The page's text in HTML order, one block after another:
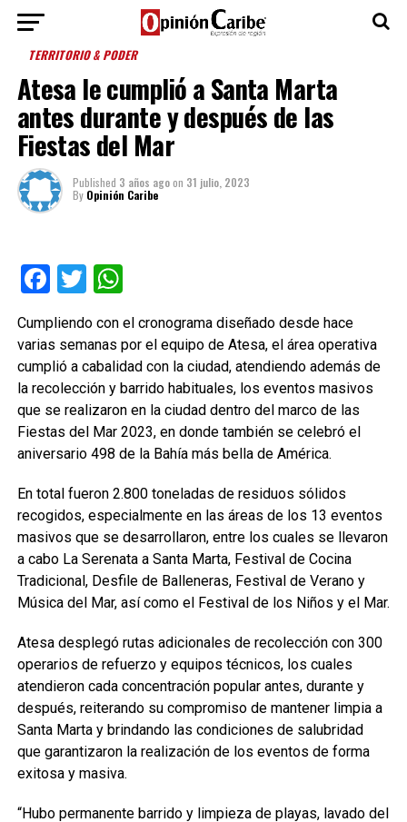
TERRITORIO & PODER
Atesa le cumplió a Santa Marta
antes durante y después de las
Fiestas del Mar
Published 3 años agoon 31 julio, 2023
By Opinión Caribe
Facebook
TwitterWhatsApp
Cumpliendo con el cronograma diseñado desde hace
varias semanas por el equipo de Atesa, el área operativa
cumplió a cabalidad con la ciudad, atendiendo además de
la recolección y barrido habituales, los eventos masivos
que se realizaron en la ciudad dentro del marco de las
Fiestas del Mar 2023, en donde también se celebró el
aniversario 498 de la Bahía más bella de América.
En total fueron 2.800 toneladas de residuos sólidos
recogidos, especialmente en las áreas de los 13 eventos
masivos que se desarrollaron, entre los cuales se llevaron
a cabo La Serenata a Santa Marta, Festival de Cocina
Tradicional, Desfile de Balleneras, Festival de Verano y
Música del Mar, así como el Festival de los Niños y el Mar.
Atesa desplegó rutas adicionales de recolección con 300
operarios de refuerzo y equipos técnicos, los cuales
atendieron cada concentración popular antes, durante y
después, reiterando su compromiso de mantener limpia a
Santa Marta y brindando las condiciones de salubridad
que garantizaron la realización de los eventos de forma
exitosa y masiva.
“Hubo permanente barrido y limpieza de playas, lavado del